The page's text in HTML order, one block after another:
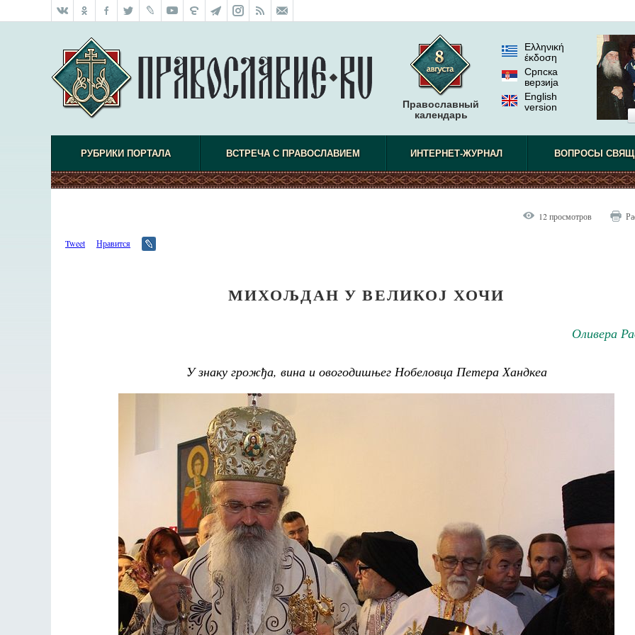
Православный
календарь
Ελληνική
έκδοση
Српска
верзиjа
English
version
РУБРИКИ ПОРТАЛА ВСТРЕЧА С ПРАВОСЛАВИЕМ ИНТЕРНЕТ-ЖУРНАЛ ВОПРОСЫ
12 просмотров
Tweet Нравится
МИХОЉДАН У ВЕЛИКОЈ ХОЧИ
Оливера
У знаку грожђа, вина и овогодишњег Нобеловца Петера Хандкеа
Великомученик Георгий Победоносец. Научись у
святого
Роман Котов
Чего ждет от нас Бог. 10 заповедей
Святитель Николай